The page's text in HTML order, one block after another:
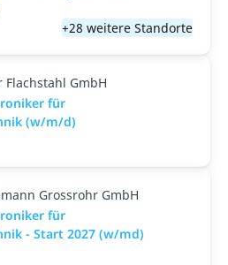
+28 weitere Standorte
Flachstahl GmbH
für
(w/m/d)
Grossrohr GmbH
für
- Start 2027 (w/md)